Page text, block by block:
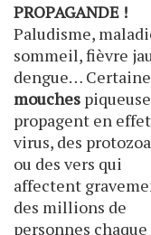
PROPAGANDE !
Paludisme,
sommeil, fièvre
dengue…
mouches
propagent en
virus, des
ou des vers qui
affectent
des millions de
personnes chaque